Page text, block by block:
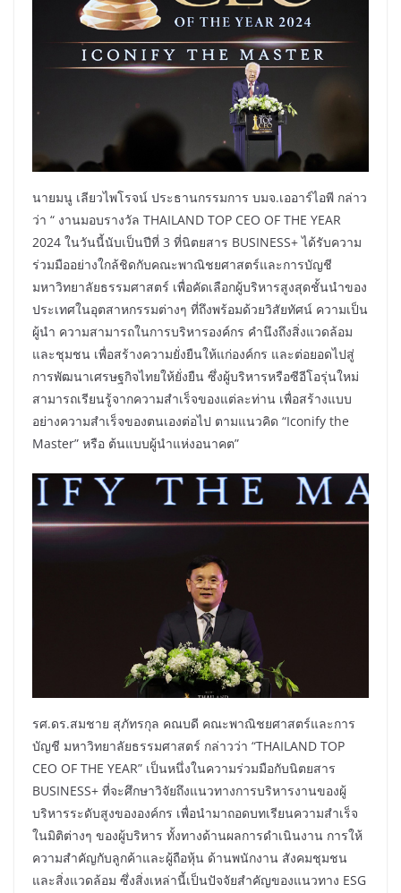
นายมนู เลียวไพโรจน์ ประธานกรรมการ บมจ.เออาร์ไอพี กล่าว
ว่า “ งานมอบรางวัล THAILAND TOP CEO OF THE YEAR
2024 ในวันนี้นับเป็นปีที่ 3 ที่นิตยสาร BUSINESS+ ได้รับความ
ร่วมมืออย่างใกล้ชิดกับคณะพาณิชยศาสตร์และการบัญชี
มหาวิทยาลัยธรรมศาสตร์ เพื่อคัดเลือกผู้บริหารสูงสุดชั้นนำของ
ประเทศในอุตสาหกรรมต่างๆ ที่ถึงพร้อมด้วยวิสัยทัศน์ ความเป็น
ผู้นำ ความสามารถในการบริหารองค์กร คำนึงถึงสิ่งแวดล้อม
และชุมชน เพื่อสร้างความยั่งยืนให้แก่องค์กร และต่อยอดไปสู่
การพัฒนาเศรษฐกิจไทยให้ยั่งยืน ซึ่งผู้บริหารหรือซีอีโอรุ่นใหม่
สามารถเรียนรู้จากความสำเร็จของแต่ละท่าน เพื่อสร้างแบบ
อย่างความสำเร็จของตนเองต่อไป ตามแนวคิด “Iconify the
Master” หรือ ต้นแบบผู้นำแห่งอนาคต”
รศ.ดร.สมชาย สุภัทรกุล คณบดี คณะพาณิชยศาสตร์และการ
บัญชี มหาวิทยาลัยธรรมศาสตร์ กล่าวว่า “THAILAND TOP
CEO OF THE YEAR” เป็นหนึ่งในความร่วมมือกับนิตยสาร
BUSINESS+ ที่จะศึกษาวิจัยถึงแนวทางการบริหารงานของผู้
บริหารระดับสูงขององค์กร เพื่อนำมาถอดบทเรียนความสำเร็จ
ในมิติต่างๆ ของผู้บริหาร ทั้งทางด้านผลการดำเนินงาน การให้
ความสำคัญกับลูกค้าและผู้ถือหุ้น ด้านพนักงาน สังคมชุมชน
และสิ่งแวดล้อม ซึ่งสิ่งเหล่านี้เป็นปัจจัยสำคัญของแนวทาง ESG